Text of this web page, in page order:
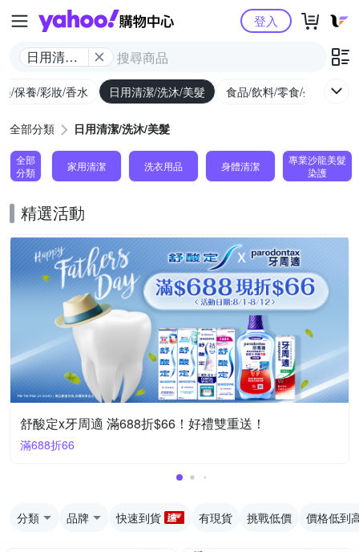
Yahoo購物中心
日用清潔/
登入
/保養/彩妝/香水 日用清潔/洗沐/美髮 食品/飲料/零食/生鮮
全部分類 日用清潔/洗沐/美髮
全部
分類
家用清潔 洗衣用品 身體清潔
專業沙龍美髮
染護
精選活動
舒酸定x牙周適 滿688折$66！好禮雙重送！
滿688折66
分類 品牌 快速到貨 有現貨 挑戰低價 價格低到